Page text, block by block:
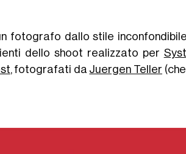
fotografo dallo stile
dello shoot realizzato per
, fotografati da Juergen Teller